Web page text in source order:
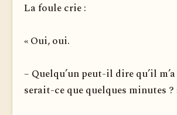
La foule crie :
« Oui, oui.
– Quelqu’un peut-il dire qu’il
serait-ce que quelques minutes ?